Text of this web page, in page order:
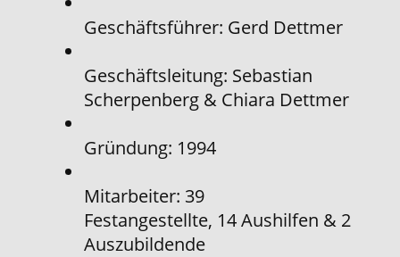
Geschäftsführer: Gerd Dettmer
Geschäftsleitung: Sebastian
Scherpenberg & Chiara Dettmer
Gründung: 1994
Mitarbeiter: ​39
Festangestellte, 14 Aushilfen & 2
Auszubildende